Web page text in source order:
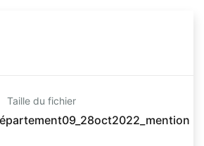
Taille du fichier